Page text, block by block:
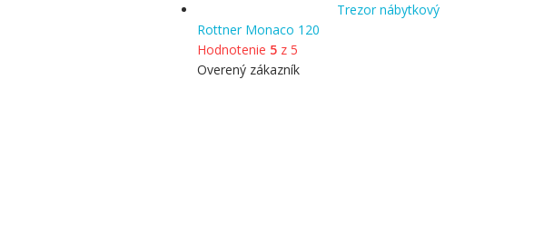
Trezor nábytkový
Rottner Monaco 120
Hodnotenie 5 z 5
Overený zákazník